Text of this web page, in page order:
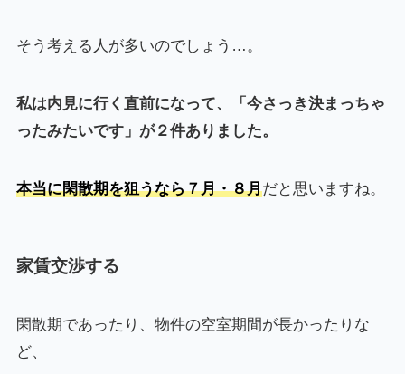
そう考える人が多いのでしょう…。
私は内見に行く直前になって、「今さっき決まっちゃ
ったみたいです」が２件ありました。
本当に閑散期を狙うなら７月・８月だと思いますね。
家賃交渉する
閑散期であったり、物件の空室期間が長かったりな
ど、